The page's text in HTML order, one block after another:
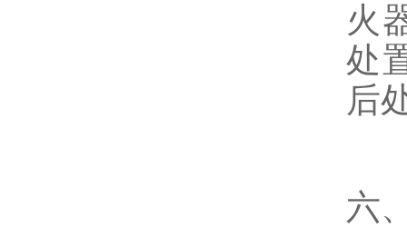
火
处
后
六